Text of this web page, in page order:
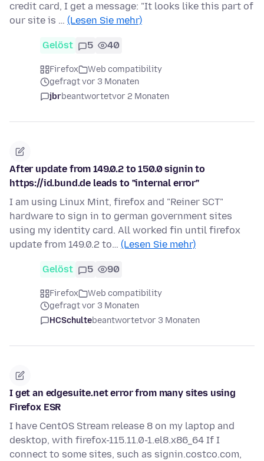
credit card, I get a message: "It looks like this part of
our site is … (Lesen Sie mehr)
Gelöst 5 40
Firefox
Web compatibility
gefragt vor 3 Monaten
jbrbeantwortetvor 2 Monaten
After update from 149.0.2 to 150.0 signin to
https://id.bund.de leads to "internal error"
I am using Linux Mint, firefox and "Reiner SCT"
hardware to sign in to german government sites
using my identity card. All worked fin until firefox
update from 149.0.2 to… (Lesen Sie mehr)
Gelöst 5 90
Firefox
Web compatibility
gefragt vor 3 Monaten
HCSchultebeantwortetvor 3 Monaten
I get an edgesuite.net error from many sites using
Firefox ESR
I have CentOS Stream release 8 on my laptop and
desktop, with firefox-115.11.0-1.el8.x86_64 If I
connect to some sites, such as signin.costco.com,